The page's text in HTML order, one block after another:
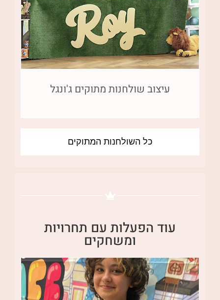
עיצוב שולחנות מתוקים ג'ונגל
כל השולחנות המתוקים
עוד הפעלות עם תחרויות
ומשחקים